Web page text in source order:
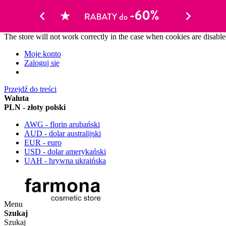
The store will not work correctly in the case when cookies are
Moje konto
Zaloguj się
Przejdź do treści
Waluta
PLN - złoty polski
AWG - florin arubański
AUD - dolar australijski
EUR - euro
USD - dolar amerykański
UAH - hrywna ukraińska
Menu
Szukaj
Szukaj